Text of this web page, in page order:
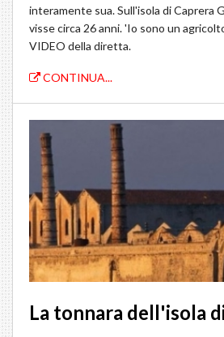
interamente sua. Sull'isola di Caprera
visse circa 26 anni. 'Io sono un
VIDEO della diretta.
CONTINUA...
La tonnara dell'isola